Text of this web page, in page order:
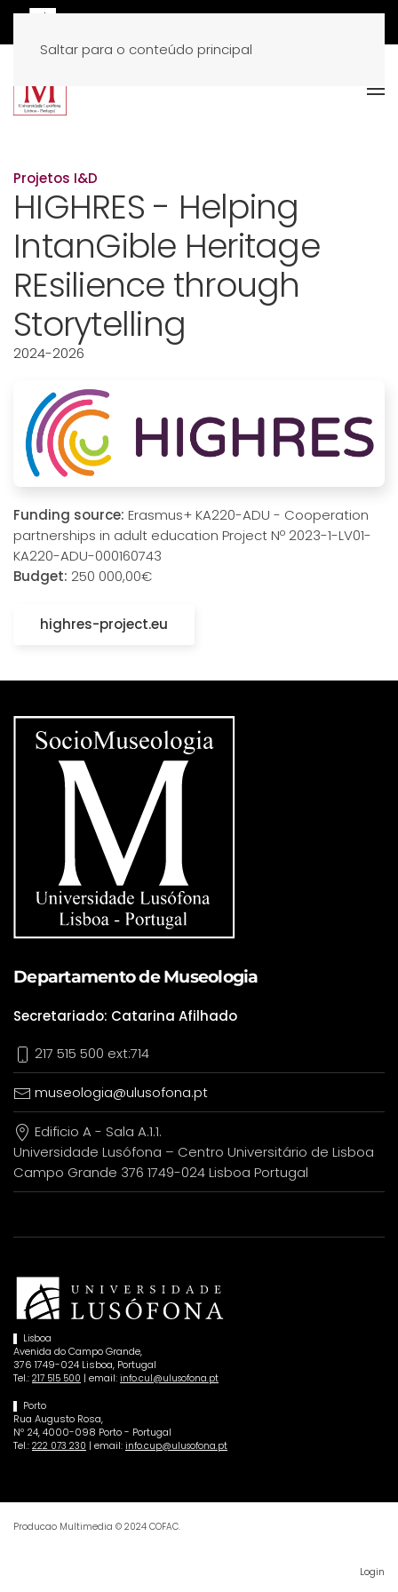
Saltar para o conteúdo principal
Projetos I&D
HIGHRES - Helping
IntanGible Heritage
REsilience through
Storytelling
2024-2026
Funding source: Erasmus+ KA220-ADU - Cooperation
partnerships in adult education Project Nº 2023-1-LV01-
KA220-ADU-000160743
Budget: 250 000,00€
highres-project.eu
Departamento de Museologia
Secretariado: Catarina Afilhado
217 515 500 ext:714
museologia@ulusofona.pt
Edificio A - Sala A.1.1.
Universidade Lusófona – Centro Universitário de Lisboa
Campo Grande 376 1749-024 Lisboa Portugal
Lisboa
Avenida do Campo Grande,
376 1749-024 Lisboa, Portugal
Tel.: 217 515 500 | email: info.cul@ulusofona.pt
Porto
Rua Augusto Rosa,
Nº 24, 4000-098 Porto - Portugal
Tel.: 222 073 230 | email: info.cup@ulusofona.pt
Producao Multimedia © 2024 COFAC.
Login